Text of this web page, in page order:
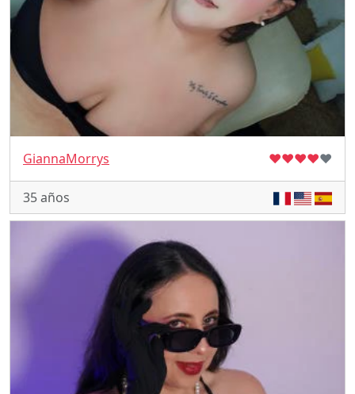
GiannaMorrys ♥♥♥♥♥
35 años